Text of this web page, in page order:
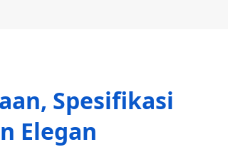
Spesifikasi
Elegan